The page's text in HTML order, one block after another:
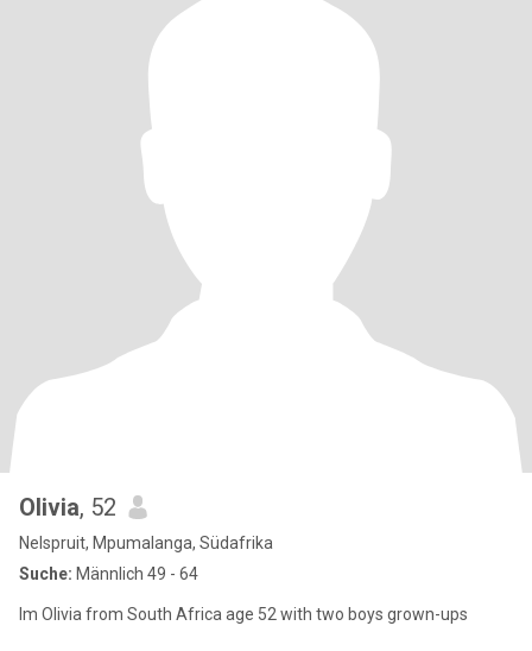
Olivia, 52
Nelspruit, Mpumalanga, Südafrika
Suche: Männlich 49 - 64
Im Olivia from South Africa age 52 with two boys grown-ups